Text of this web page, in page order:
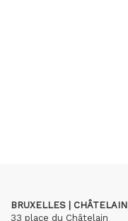
BRUXELLES | CHÂTELAIN
33 place du Châtelain